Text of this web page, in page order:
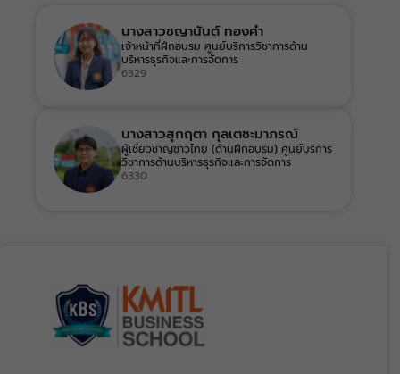
นางสาวชญานันต์ ทองคำ
เจ้าหน้าที่ฝึกอบรม ศูนย์บริการวิชาการด้าน
บริหารธุรกิจและการจัดการ
6329
นางสาวสุกฤตา กุลเตชะมาภรณ์
ผู้เชี่ยวชาญชาวไทย (ด้านฝึกอบรม) ศูนย์บริการ
วิชาการด้านบริหารธุรกิจและการจัดการ
6330